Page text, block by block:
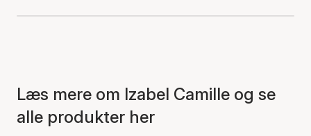
Læs mere om Izabel Camille og se
alle produkter her